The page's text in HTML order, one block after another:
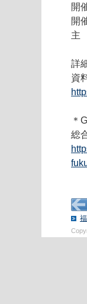
開
開
主
詳
資
＊
総